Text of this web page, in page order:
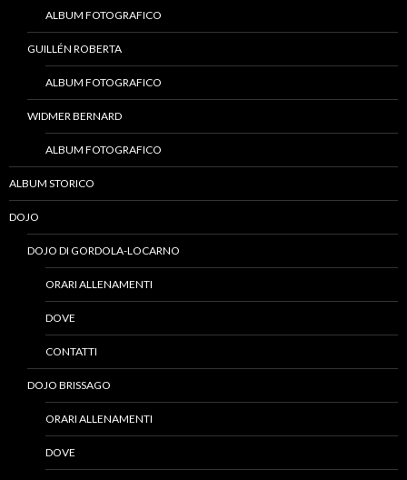
ALBUM FOTOGRAFICO
GUILLÉN ROBERTA
ALBUM FOTOGRAFICO
WIDMER BERNARD
ALBUM FOTOGRAFICO
ALBUM STORICO
DOJO
DOJO DI GORDOLA-LOCARNO
ORARI ALLENAMENTI
DOVE
CONTATTI
DOJO BRISSAGO
ORARI ALLENAMENTI
DOVE